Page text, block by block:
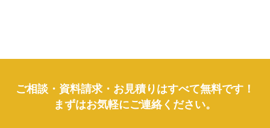
ご相談・資料請求・お見積りはすべて無料です！
まずはお気軽にご連絡ください。